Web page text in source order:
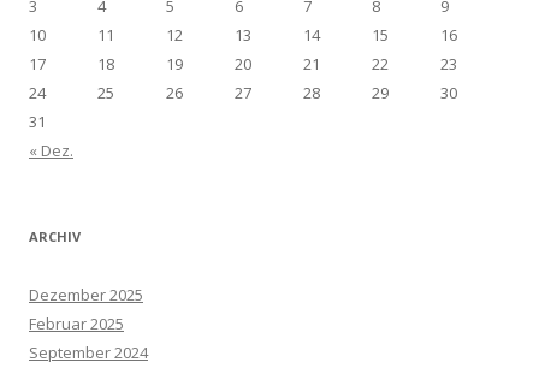
3 4 5 6 7 8
9
10
11 12 13 14 15
16
17
18 19 20 21 22
23
24
25 26 27 28 29
30
31
« Dez.
ARCHIV
Dezember 2025
Februar 2025
September 2024